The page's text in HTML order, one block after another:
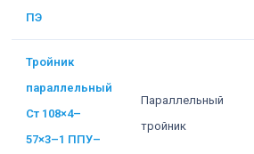
ПЭ
Тройник
параллельный
Ст 108×4–
57×3–1 ППУ–
Параллельный
тройник